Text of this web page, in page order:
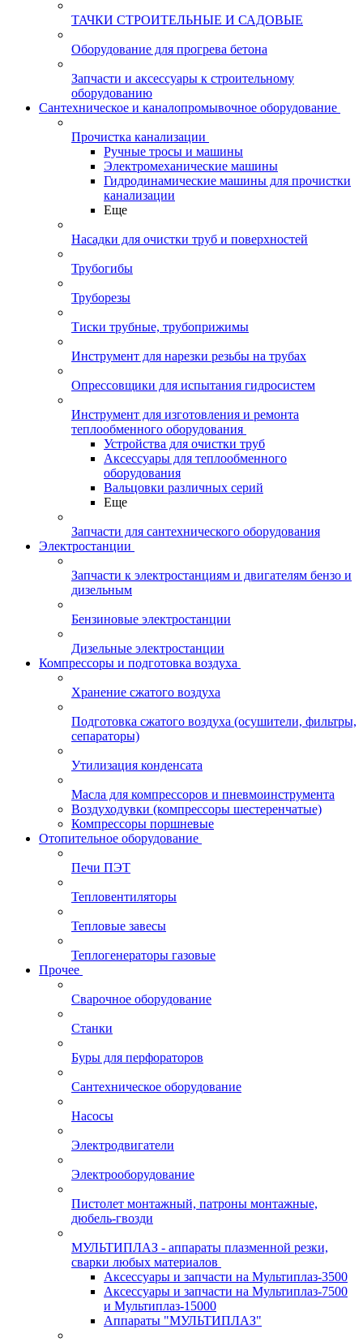
ТАЧКИ СТРОИТЕЛЬНЫЕ И САДОВЫЕ
Оборудование для прогрева бетона
Запчасти и аксессуары к строительному
оборудованию
Сантехническое и каналопромывочное оборудование
Прочистка канализации
Ручные тросы и машины
Электромеханические машины
Гидродинамические машины для прочистки
канализации
Еще
Насадки для очистки труб и поверхностей
Трубогибы
Труборезы
Тиски трубные, трубоприжимы
Инструмент для нарезки резьбы на трубах
Опрессовщики для испытания гидросистем
Инструмент для изготовления и ремонта
теплообменного оборудования
Устройства для очистки труб
Аксессуары для теплообменного
оборудования
Вальцовки различных серий
Еще
Запчасти для сантехнического оборудования
Электростанции
Запчасти к электростанциям и двигателям бензо и
дизельным
Бензиновые электростанции
Дизельные электростанции
Компрессоры и подготовка воздуха
Хранение сжатого воздуха
Подготовка сжатого воздуха (осушители, фильтры,
сепараторы)
Утилизация конденсата
Масла для компрессоров и пневмоинструмента
Воздуходувки (компрессоры шестеренчатые)
Компрессоры поршневые
Отопительное оборудование
Печи ПЭТ
Тепловентиляторы
Тепловые завесы
Теплогенераторы газовые
Прочее
Сварочное оборудование
Станки
Буры для перфораторов
Сантехническое оборудование
Насосы
Электродвигатели
Электрооборудование
Пистолет монтажный, патроны монтажные,
дюбель-гвозди
МУЛЬТИПЛАЗ - аппараты плазменной резки,
сварки любых материалов
Аксессуары и запчасти на Мультиплаз-3500
Аксессуары и запчасти на Мультиплаз-7500
и Мультиплаз-15000
Аппараты "МУЛЬТИПЛАЗ"